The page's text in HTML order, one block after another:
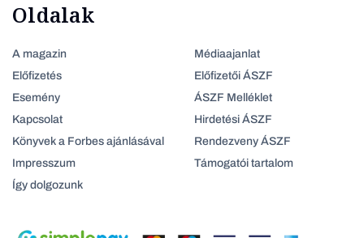
Oldalak
A magazin
Előfizetés
Esemény
Kapcsolat
Könyvek a Forbes ajánlásával
Impresszum
Így dolgozunk
Médiaajanlat
Előfizetői ÁSZF
ÁSZF Melléklet
Hirdetési ÁSZF
Rendezveny ÁSZF
Támogatói tartalom